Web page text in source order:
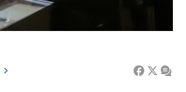
FACEBOOK
X ZPRÁVA